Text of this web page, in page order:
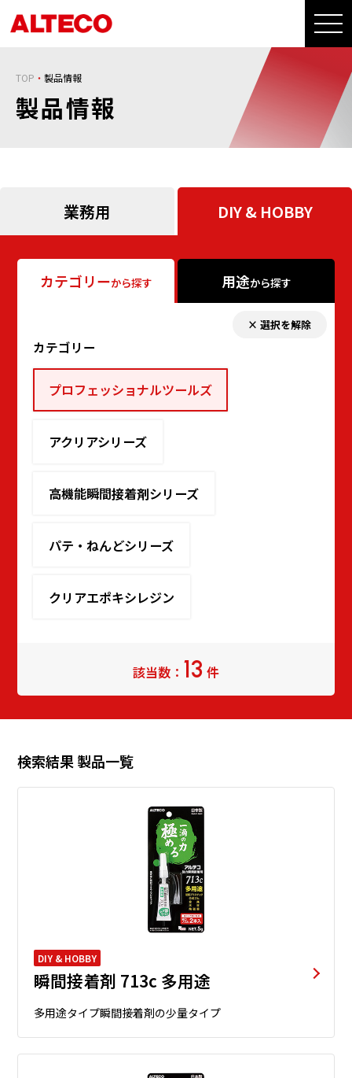
TOP 製品情報
製品情報
業務用 DIY & HOBBY
カテゴリーから探す 用途から探す
× 選択を解除
カテゴリー
プロフェッショナルツールズ
アクリアシリーズ
高機能瞬間接着剤シリーズ
パテ・ねんどシリーズ
クリアエポキシレジン
該当数： 13 件
検索結果 製品一覧
DIY & HOBBY
瞬間接着剤 713c 多用途
多用途タイプ瞬間接着剤の少量タイプ